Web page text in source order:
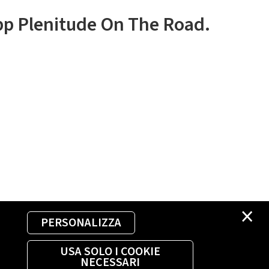
×
PERSONALIZZA
USA SOLO I COOKIE
NECESSARI
Plenitude On The Road.